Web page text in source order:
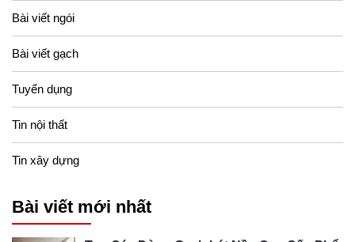
tính đến thời điểm hiện nay. Với tone màu chủ đạo là
màu xanh mực cùng với chất liệu xi măng cứng chắc
ngói Secoin SE46
cách triệt để.
Bài viết ngói
Bài viết gạch
Tuyển dụng
Tin nội thất
Tin xây dựng
Bài viết mới nhất